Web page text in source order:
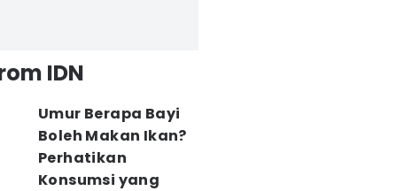
IDN
Umur Berapa Bayi
Boleh Makan Ikan?
Perhatikan
Konsumsi yang